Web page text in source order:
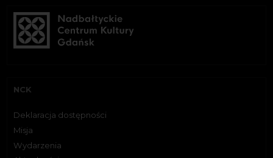
NCK
Deklaracja dostępności
Misja
Wydarzenia